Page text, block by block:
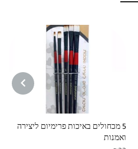
5 מכחולים באיכות פרימיום ליצירה
ואמנות